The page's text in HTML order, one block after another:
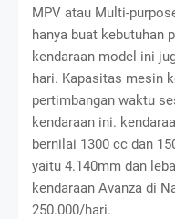
MPV atau Multi-
hanya buat kebutuhan
kendaraan model ini
hari. Kapasitas mesin
pertimbangan waktu
kendaraan ini.
bernilai 1300 cc dan
yaitu 4.140mm dan
kendaraan Avanza di
250.000/hari.